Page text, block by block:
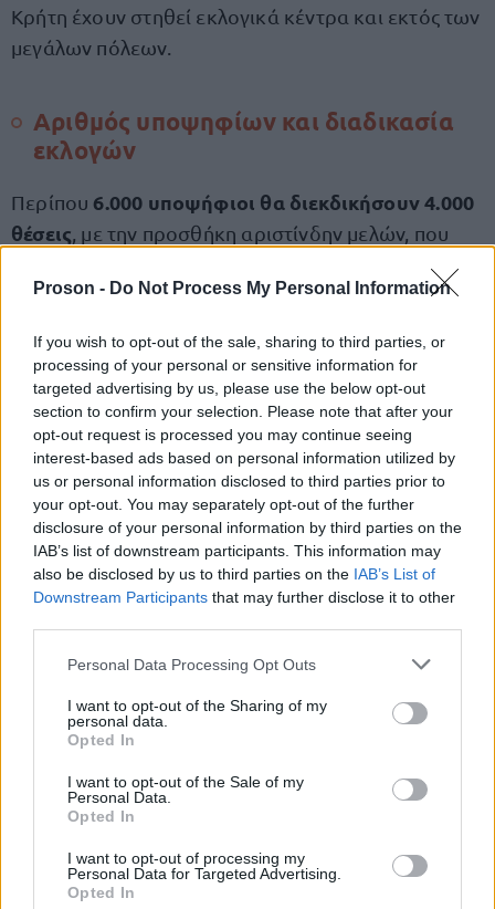
Proson - Do Not Process My Personal Information
If you wish to opt-out of the sale, sharing to third parties, or
processing of your personal or sensitive information for
targeted advertising by us, please use the below opt-out
section to confirm your selection. Please note that after your
opt-out request is processed you may continue seeing
interest-based ads based on personal information utilized by
us or personal information disclosed to third parties prior to
your opt-out. You may separately opt-out of the further
disclosure of your personal information by third parties on the
IAB’s list of downstream participants. This information may
also be disclosed by us to third parties on the IAB’s List of
Downstream Participants that may further disclose it to other
Please note that this website/app uses one or more Google
not limited to your visit or usage behaviour. You may click to
grant or deny consent to Google and its third-party tags to
use your data for below specified purposes in below Google
consent section.
Personal Data Processing Opt Outs
I want to opt-out of the Sharing of my
personal data.
Opted In
I want to opt-out of the Sale of my
Personal Data.
Opted In
I want to opt-out of processing my
Personal Data for Targeted Advertising.
Opted In
Κρήτη έχουν στηθεί εκλογικά κέντρα και εκτός των
μεγάλων πόλεων.
Αριθμός υποψηφίων και διαδικασία
εκλογών
Περίπου 6.000 υποψήφιοι θα διεκδικήσουν 4.000
θέσεις , με την προσθήκη αριστίνδην μελών, που
ενδέχεται να ξεπεράσουν τα 1.000. Η καταμέτρηση
των ψήφων θα αποκαλύψει την κινητικότητα και
υποψηφίους.
Πολλά μέλη του ΠΑΣΟΚ απέφυγαν να θέσουν
υποψηφιότητα λόγω του οικονομικού κόστους για
το ταξίδι και τη διαμονή στην Αθήνα κατά τη
διάρκεια του Συνεδρίου, που θα διεξαχθεί από τις
27 έως τις 29 Μαρτίου.
ΑΣΕΠ: Πιστοποίηση Αγγλικών σε